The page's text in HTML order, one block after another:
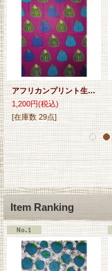
アフリカンプリント生地 パーニュ
1,200円(税込)
[在庫数 29点]
Item Ranking